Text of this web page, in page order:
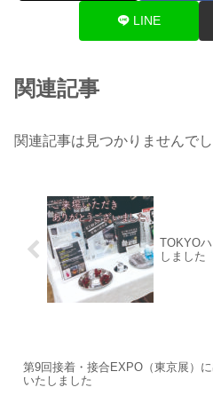
LINE
関連記事
関連記事は見つかりませんでし
TOKYO
しました
第9回接着・接合EXPO（東京展）
いたしました